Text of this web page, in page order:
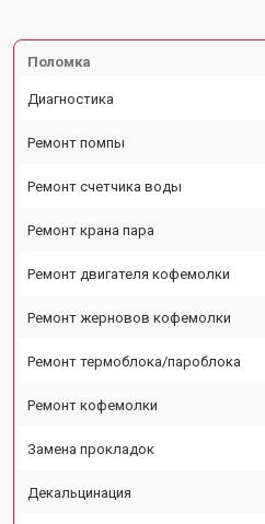
Поломка
Диагностика
Ремонт помпы
Ремонт счетчика воды
Ремонт крана пара
Ремонт двигателя кофемолки
Ремонт жерновов кофемолки
Ремонт термоблока/пароблока
Ремонт кофемолки
Замена прокладок
Декальцинация